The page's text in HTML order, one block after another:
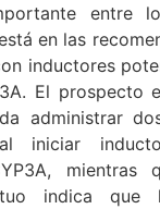
entre
en las
inductores
El prospecto
administrar
iniciar
mientras
indica que